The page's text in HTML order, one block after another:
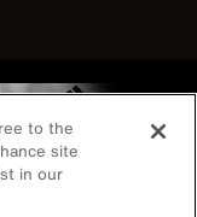
to the
site
in our